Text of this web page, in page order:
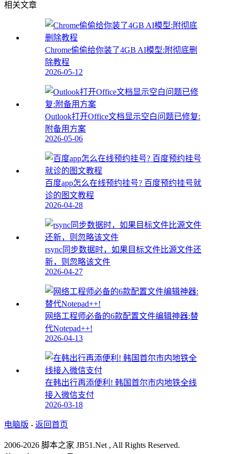
相关文章
Chrome偷偷给你装了4GB AI模型:附彻底删
除教程
2026-05-12
Outlook打开Office文档显示空白问题已修复:
附备用方案
2026-05-06
百度app怎么在线预约挂号? 百度预约挂号就
诊的图文教程
2026-04-28
rsync同步数据时，如果目标文件比源文件还
新，则忽略该文件
2026-04-27
网络工程师必备的6款配置文件编辑神器:替
代Notepad++!
2026-04-13
在韩出行再添便利! 韩国首尔市内地铁全线
接入微信支付
2026-03-18
电脑版 - 返回首页
2006-2026 脚本之家 JB51.Net , All Rights Reserved.